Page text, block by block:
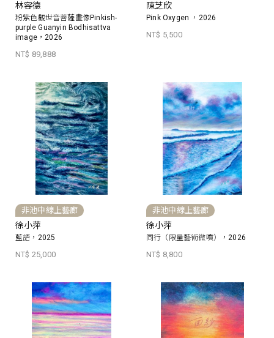
林容德
粉紫色觀世音菩薩畫像Pinkish-
purple Guanyin Bodhisattva
image，2026
NT$ 89,888
陳芝欣
Pink Oxygen ，2026
NT$ 5,500
非池中線上藝廊
徐小萍
藍語，2025
NT$ 25,000
非池中線上藝廊
徐小萍
同行（限量藝術微噴），2026
NT$ 8,800